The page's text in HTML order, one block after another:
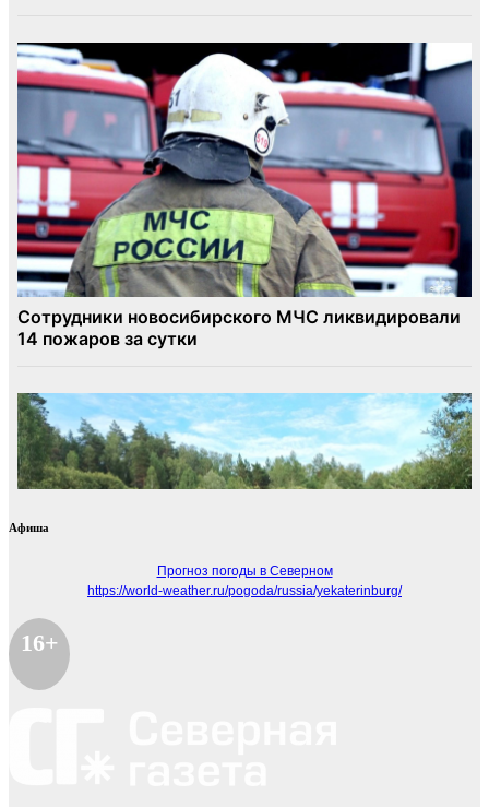
Афиша
Прогноз погоды в Северном
https://world-weather.ru/pogoda/russia/yekaterinburg/
16+